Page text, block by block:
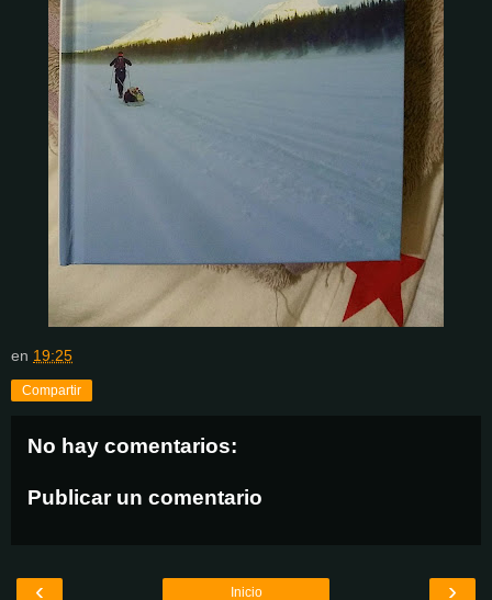
en 19:25
Compartir
No hay comentarios:
Publicar un comentario
‹ ›
Inicio